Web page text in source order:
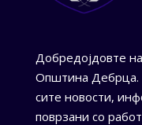
Добредојдовте
Општина Дебрца.
сите новости,
поврзани со